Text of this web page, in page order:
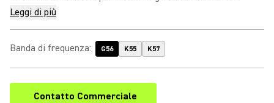
Leggi di più
Banda di frequenza: G56 K55 K57
Contatto Commerciale